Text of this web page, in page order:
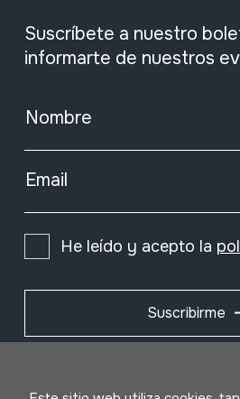
Suscríbete a nuestro
informarte de nuestros
Nombre
Email
He leído y acepto la
Suscribirme